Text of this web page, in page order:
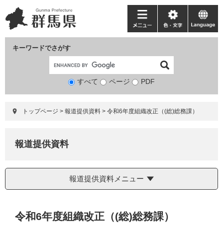
ー
ジ
ニ
ュ
て
キーワードでさがす
検
象
すべて ページ PDF
メ
ニ
ー
色・
文
language
トップページ > 報道提供資料 > 令和6年度組織改正（(総)総務課）
報道提供資料
報道提供資料メニュー
令和6年度組織改正（(総)総務課）